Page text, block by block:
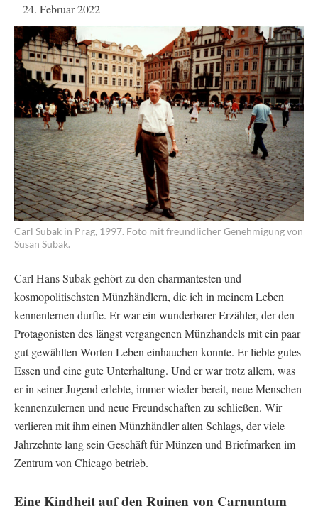
24. Februar 2022
Carl Subak in Prag, 1997. Foto mit freundlicher Genehmigung von
Susan Subak.
Carl Hans Subak gehört zu den charmantesten und
kosmopolitischsten Münzhändlern, die ich in meinem Leben
kennenlernen durfte. Er war ein wunderbarer Erzähler, der den
Protagonisten des längst vergangenen Münzhandels mit ein paar
gut gewählten Worten Leben einhauchen konnte. Er liebte gutes
Essen und eine gute Unterhaltung. Und er war trotz allem, was
er in seiner Jugend erlebte, immer wieder bereit, neue Menschen
kennenzulernen und neue Freundschaften zu schließen. Wir
verlieren mit ihm einen Münzhändler alten Schlags, der viele
Jahrzehnte lang sein Geschäft für Münzen und Briefmarken im
Zentrum von Chicago betrieb.
Eine Kindheit auf den Ruinen von Carnuntum